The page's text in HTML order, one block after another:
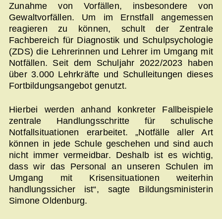
Zunahme von Vorfällen, insbesondere von
Gewaltvorfällen. Um im Ernstfall angemessen
reagieren zu können, schult der Zentrale
Fachbereich für Diagnostik und Schulpsychologie
(ZDS) die Lehrerinnen und Lehrer im Umgang mit
Notfällen. Seit dem Schuljahr 2022/2023 haben
über 3.000 Lehrkräfte und Schulleitungen dieses
Fortbildungsangebot genutzt.
Hierbei werden anhand konkreter Fallbeispiele
zentrale Handlungsschritte für schulische
Notfallsituationen erarbeitet. „Notfälle aller Art
können in jede Schule geschehen und sind auch
nicht immer vermeidbar. Deshalb ist es wichtig,
dass wir das Personal an unseren Schulen im
Umgang mit Krisensituationen weiterhin
handlungssicher ist“, sagte Bildungsministerin
Simone Oldenburg.